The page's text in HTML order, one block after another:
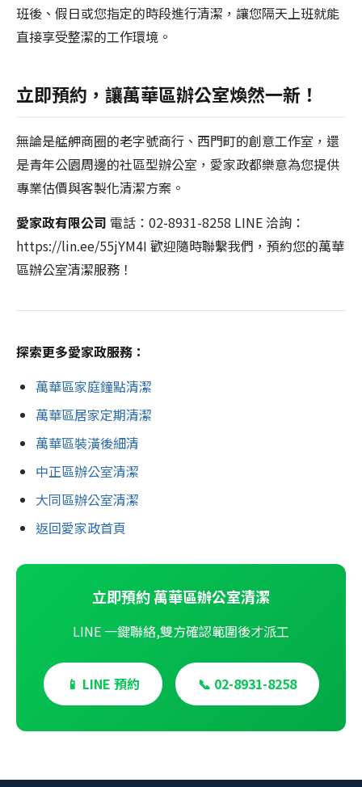
班後、假日或您指定的時段進行清潔，讓您隔天上班就能
直接享受整潔的工作環境。
立即預約，讓萬華區辦公室煥然一新！
無論是艋舺商圈的老字號商行、西門町的創意工作室，還
是青年公園周邊的社區型辦公室，愛家政都樂意為您提供
專業估價與客製化清潔方案。
愛家政有限公司 電話：02-8931-8258 LINE 洽詢：
https://lin.ee/55jYM4I 歡迎隨時聯繫我們，預約您的萬華
區辦公室清潔服務！
探索更多愛家政服務：
萬華區家庭鐘點清潔
萬華區居家定期清潔
萬華區裝潢後細清
中正區辦公室清潔
大同區辦公室清潔
返回愛家政首頁
立即預約 萬華區辦公室清潔
LINE 一鍵聯絡,雙方確認範圍後才派工
📱 LINE 預約 📞 02-8931-8258